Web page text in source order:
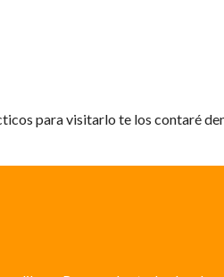
para visitarlo te los contaré